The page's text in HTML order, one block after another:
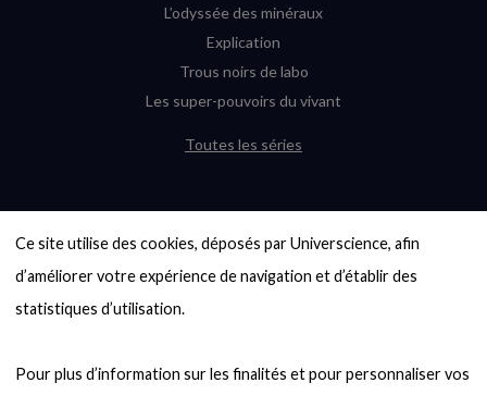
Ce site utilise des cookies, déposés par Universcience, afin
d’améliorer votre expérience de navigation et d’établir des
statistiques d’utilisation.
Pour plus d’information sur les finalités et pour personnaliser vos
L’odyssée des minéraux
Explication
Trous noirs de labo
Les super-pouvoirs du vivant
Toutes les séries
6000 exoplanètes, et pas de « Terre »
en vue ?
Quel avenir pour les cryptos ?
Entre mathématiques et politique : la